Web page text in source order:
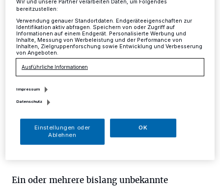
Mettmann ·In der Nacht von Mittwoch, 20 Uhr, bis
Donnerstag, 5 Uhr, kam es auf der Goethestraße in
Mettmann zu einer Serie von Sachbeschädigungen mit
Graffitis.
27.07.2017 , 14:42 Uhr
Ein oder mehrere bislang unbekannte
Wir und unsere Partner verarbeiten Daten, um Folgendes
bereitzustellen:
Verwendung genauer Standortdaten. Endgeräteeigenschaften zur
Identifikation aktiv abfragen. Speichern von oder Zugriff auf
Informationen auf einem Endgerät. Personalisierte Werbung und
Inhalte, Messung von Werbeleistung und der Performance von
Inhalten, Zielgruppenforschung sowie Entwicklung und Verbesserung
von Angeboten.
Ausführliche Informationen
Impressum
Datenschutz
Einstellungen oder
Ablehnen
OK